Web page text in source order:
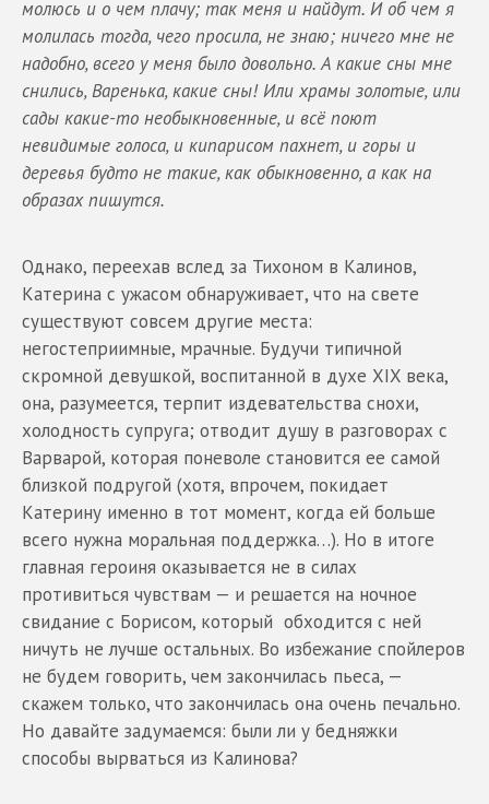
молюсь и о чем плачу; так меня и найдут. И об чем я
молилась тогда, чего просила, не знаю; ничего мне не
надобно, всего у меня было довольно. А какие сны мне
снились, Варенька, какие сны! Или храмы золотые, или
сады какие-то необыкновенные, и всё поют
невидимые голоса, и кипарисом пахнет, и горы и
деревья будто не такие, как обыкновенно, а как на
образах пишутся.
Однако, переехав вслед за Тихоном в Калинов,
Катерина с ужасом обнаруживает, что на свете
существуют совсем другие места:
негостеприимные, мрачные. Будучи типичной
скромной девушкой, воспитанной в духе XIX века,
она, разумеется, терпит издевательства снохи,
холодность супруга; отводит душу в разговорах с
Варварой, которая поневоле становится ее самой
близкой подругой (хотя, впрочем, покидает
Катерину именно в тот момент, когда ей больше
всего нужна моральная поддержка…). Но в итоге
главная героиня оказывается не в силах
противиться чувствам — и решается на ночное
свидание с Борисом, который обходится с ней
ничуть не лучше остальных. Во избежание спойлеров
не будем говорить, чем закончилась пьеса, —
скажем только, что закончилась она очень печально.
Но давайте задумаемся: были ли у бедняжки
способы вырваться из Калинова?